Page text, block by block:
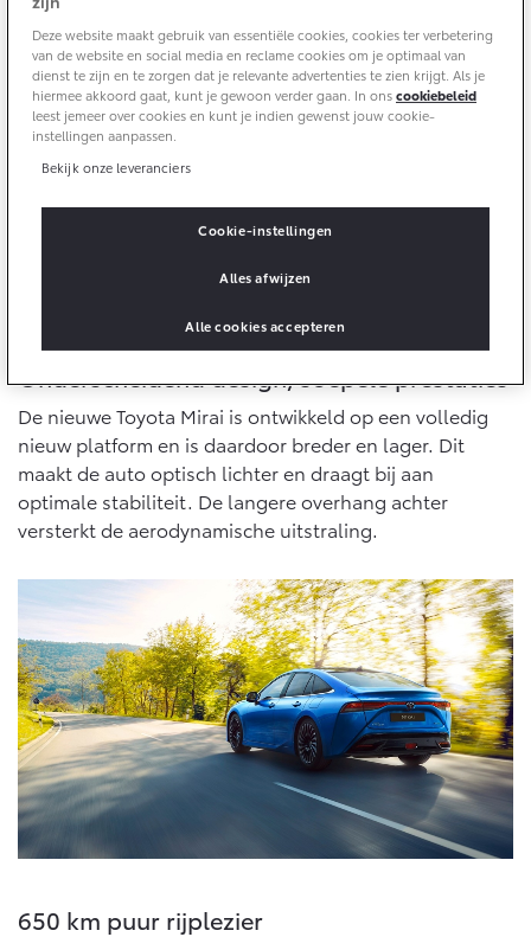
Corolla Cross
HYBRIDE
Vanaf € 39.995,-
OOK ALS PLUG-IN
HYBRIDE
Vanaf € 36.495,-
Vanaf € 37.995,- Vanaf € 49.995,-
BATTERIJ-ELEKTRISCH
Vanaf € 39.995,-
BATTERIJ-ELEKTRISCH
Vanaf € 48.995,-
WATERSTOF-ELEKTRISCH
Proace City (excl. BTW)
OOK ALS BATTERIJ-
Onderdelen & Accessoires
Onderdelen
Accessoires
Banden
Connected Services
MyToyota login
MyToyota App
Abonnementen
Multimedia
Connected check
Verzekeren
Toyota Autoverzekering
Toyota Hybride Autoverzekering
Bedrijfswagens op maat
Financieren of leasen
Verzekeren
Onderscheidend design, soepele prestaties
De nieuwe Toyota Mirai is ontwikkeld op een volledig
nieuw platform en is daardoor breder en lager. Dit
maakt de auto optisch lichter en draagt bij aan
optimale stabiliteit. De langere overhang achter
versterkt de aerodynamische uitstraling.
650 km puur rijplezier
Deze website maakt gebruik van essentiële cookies, cookies ter verbetering
van de website en social media en reclame cookies om je optimaal van
dienst te zijn en te zorgen dat je relevante advertenties te zien krijgt. Als je
hiermee akkoord gaat, kunt je gewoon verder gaan. In onscookiebeleid
leest jemeer over cookies en kunt je indien gewenst jouw cookie-
instellingen aanpassen.
Bekijk onze leveranciers
Cookie-instellingen
Alles afwijzen
Alle cookies accepteren